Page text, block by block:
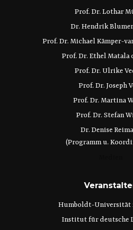
Prof. Dr. Lothar
Dr. Hendrik
Prof. Dr. Michael Kämper-
Prof. Dr. Ethel Matala
Prof. Dr. Ulrike
Prof. Dr. Joseph
Prof. Dr. Martina
Prof. Dr. Stefan
Dr. Denise
(Programm u.
Humboldt-Universität
Institut für deutsche